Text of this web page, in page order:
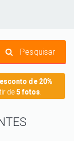
Pesquisar
de 20%
de 5 fotos